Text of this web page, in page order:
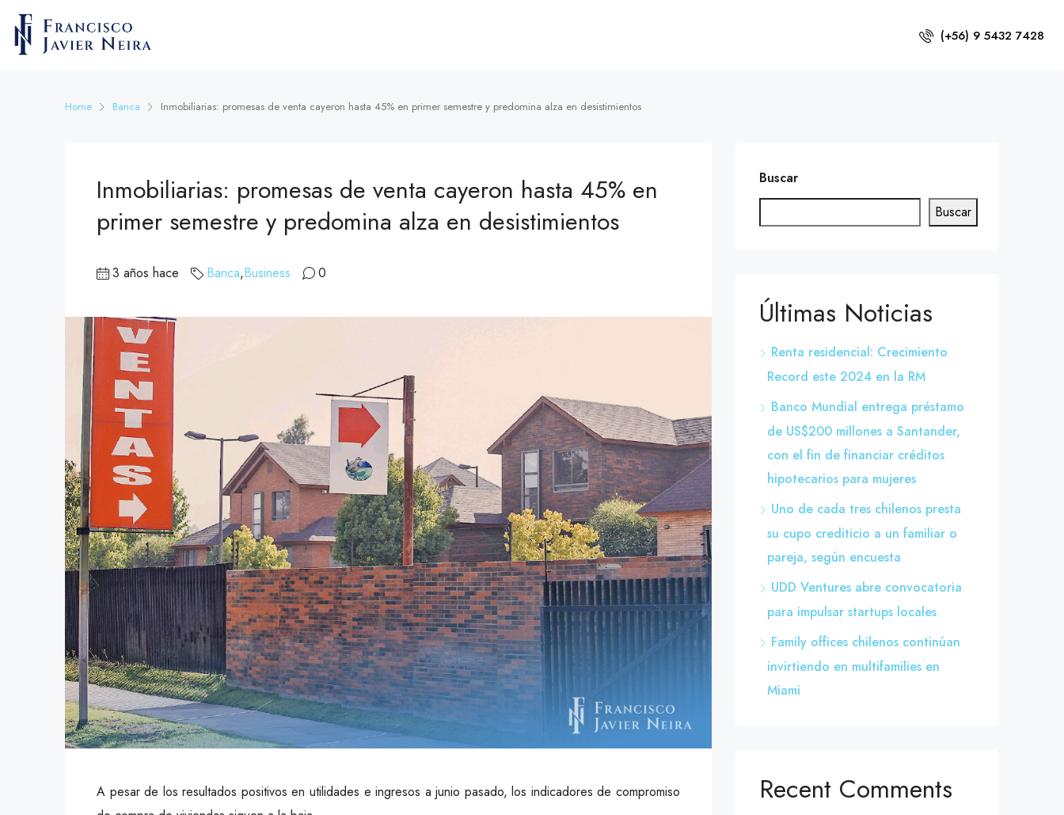
(+56) 9 5432 7428
Home Banca Inmobiliarias: promesas de venta cayeron hasta 45% en primer semestre y predomina alza en desistimientos
Inmobiliarias: promesas de venta cayeron hasta 45% en
primer semestre y predomina alza en desistimientos
3 años hace Banca,Business 0
A pesar de los resultados positivos en utilidades e ingresos a junio pasado, los indicadores de compromiso
Buscar
Buscar
Últimas Noticias
Renta residencial: Crecimiento
Record este 2024 en la RM
Banco Mundial entrega préstamo
de US$200 millones a Santander,
con el fin de financiar créditos
hipotecarios para mujeres
Uno de cada tres chilenos presta
su cupo crediticio a un familiar o
pareja, según encuesta
UDD Ventures abre convocatoria
para impulsar startups locales
Family offices chilenos continúan
invirtiendo en multifamilies en
Miami
Recent Comments